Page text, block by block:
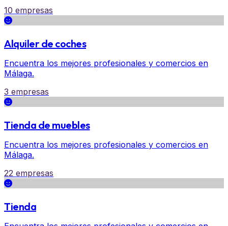
10 empresas
Alquiler de coches
Encuentra los mejores profesionales y comercios en
Málaga.
3 empresas
Tienda de muebles
Encuentra los mejores profesionales y comercios en
Málaga.
22 empresas
Tienda